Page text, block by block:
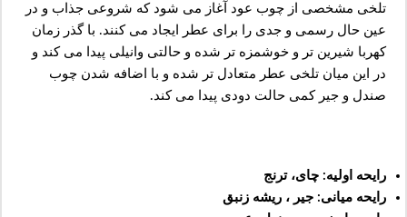
تلخی مشخصی از چوب عود آغاز می شود که شروعی جذاب و در
عین حال رسمی و جدی را برای عطر ایجاد می کنند. با گذر زمان
کهربا شیرین تر و خوشمزه تر شده و حالتی وانیلی پیدا می کند و
در این میان تلخی عطر متعادل تر شده و با اضافه شدن چوب
صندل و جیر کمی حالت دودی پیدا می کند.
رایحه اولیه: چای، ترنج
رایحه میانی: جیر ، ریشه زنبق